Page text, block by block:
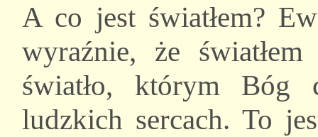
A co jest światłem?
wyraźnie, że
światło, którym Bóg
ludzkich sercach. To